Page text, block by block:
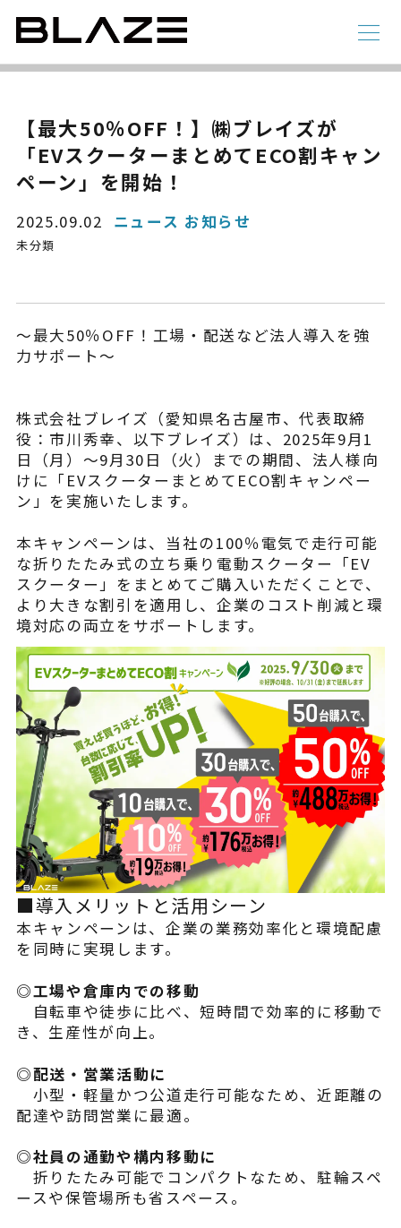
電動アシスト自転車
¥225,454（税込¥248,000）
詳細を見る
近くの店舗を見る
購入する
4 輪
※類似品にご注意ください
ニュース
よくある質問
NEWS
【最大50％OFF！】㈱ブレイズが
「EVスクーターまとめてECO割キャン
ペーン」を開始！
2025.09.02 ニュース お知らせ
未分類
～最大50％OFF！工場・配送など法人導入を強
力サポート～
株式会社ブレイズ（愛知県名古屋市、代表取締
役：市川秀幸、以下ブレイズ）は、2025年9月1
日（月）～9月30日（火）までの期間、法人様向
けに「EVスクーターまとめてECO割キャンペー
ン」を実施いたします。
本キャンペーンは、当社の100％電気で走行可能
な折りたたみ式の立ち乗り電動スクーター「EV
スクーター」をまとめてご購入いただくことで、
より大きな割引を適用し、企業のコスト削減と環
境対応の両立をサポートします。
■導入メリットと活用シーン
本キャンペーンは、企業の業務効率化と環境配慮
を同時に実現します。
◎工場や倉庫内での移動
自転車や徒歩に比べ、短時間で効率的に移動で
き、生産性が向上。
◎配送・営業活動に
小型・軽量かつ公道走行可能なため、近距離の
配達や訪問営業に最適。
◎社員の通勤や構内移動に
折りたたみ可能でコンパクトなため、駐輪スペ
ースや保管場所も省スペース。